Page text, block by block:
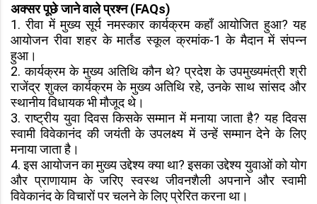
अक्सर पूछे जाने वाले प्रश्न (FAQs)
1. रीवा में मुख्य सूर्य नमस्कार कार्यक्रम कहाँ आयोजित हुआ? यह
आयोजन रीवा शहर के मार्तंड स्कूल क्रमांक-1 के मैदान में संपन्न
हुआ।
2. कार्यक्रम के मुख्य अतिथि कौन थे? प्रदेश के उपमुख्यमंत्री श्री
राजेंद्र शुक्ल कार्यक्रम के मुख्य अतिथि रहे, उनके साथ सांसद और
स्थानीय विधायक भी मौजूद थे।
3. राष्ट्रीय युवा दिवस किसके सम्मान में मनाया जाता है? यह दिवस
स्वामी विवेकानंद की जयंती के उपलक्ष्य में उन्हें सम्मान देने के लिए
मनाया जाता है।
4. इस आयोजन का मुख्य उद्देश्य क्या था? इसका उद्देश्य युवाओं को योग
और प्राणायाम के जरिए स्वस्थ जीवनशैली अपनाने और स्वामी
विवेकानंद के विचारों पर चलने के लिए प्रेरित करना था।